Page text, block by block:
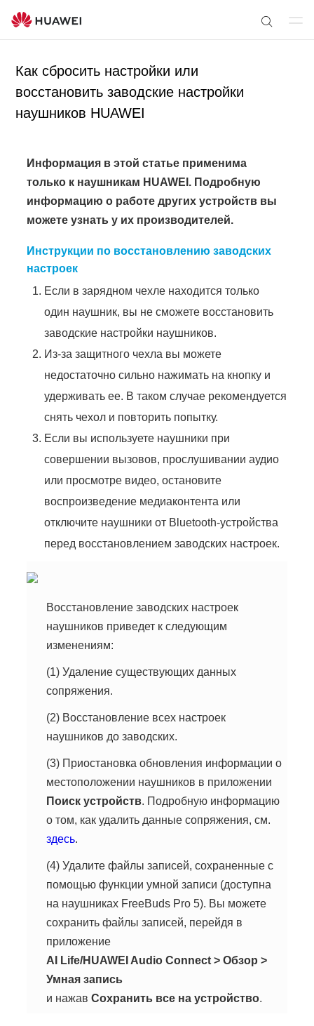
От
Как сбросить настройки или
восстановить заводские настройки
наушников HUAWEI
Информация в этой статье применима
только к наушникам HUAWEI. Подробную
информацию о работе других устройств вы
можете узнать у их производителей.
Инструкции по восстановлению заводских
настроек
Если в зарядном чехле находится только
один наушник, вы не сможете восстановить
заводские настройки наушников.
Из-за защитного чехла вы можете
недостаточно сильно нажимать на кнопку и
удерживать ее. В таком случае рекомендуется
снять чехол и повторить попытку.
Если вы используете наушники при
совершении вызовов, прослушивании аудио
или просмотре видео, остановите
воспроизведение медиаконтента или
отключите наушники от Bluetooth-устройства
перед восстановлением заводских настроек.
Восстановление заводских настроек
наушников приведет к следующим
изменениям:
(1) Удаление существующих данных
сопряжения.
(2) Восстановление всех настроек
наушников до заводских.
(3) Приостановка обновления информации о
местоположении наушников в приложении
Поиск устройств. Подробную информацию
о том, как удалить данные сопряжения, см.
здесь.
(4) Удалите файлы записей, сохраненные с
помощью функции умной записи (доступна
на наушниках FreeBuds Pro 5). Вы можете
сохранить файлы записей, перейдя в
приложение
AI Life/HUAWEI Audio Connect >Обзор >
Умная запись
и нажавСохранить все на устройство.